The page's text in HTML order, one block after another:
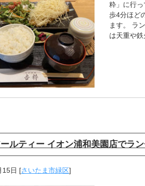
粋」に行
歩4分ほど
ます。 ラ
は天重や鉄
ルティー イオン浦和美園店でラ
15日 [さいたま市緑区]